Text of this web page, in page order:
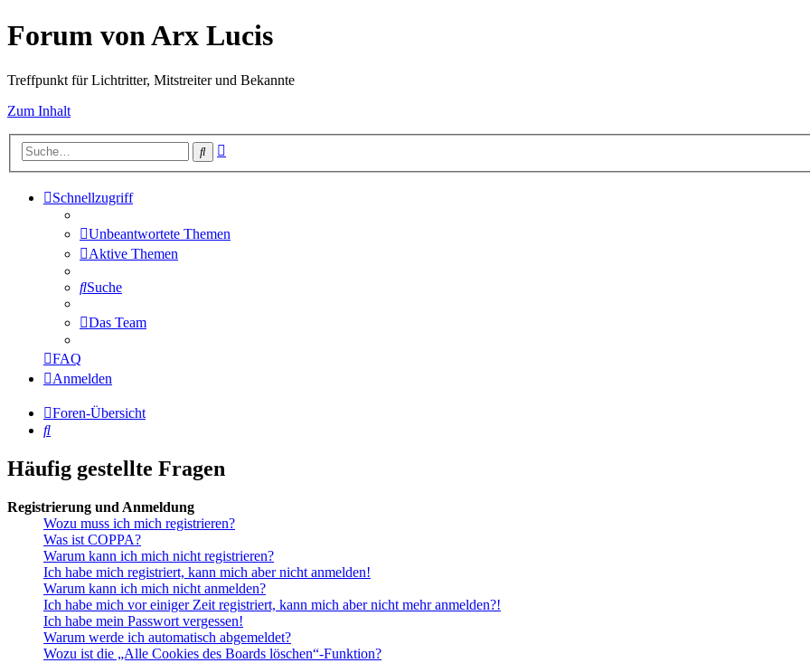
Forum von Arx Lucis
Treffpunkt für Lichtritter, Mitstreiter und Bekannte
Zum Inhalt
Suche
Schnellzugriff
Unbeantwortete Themen
Aktive Themen
Suche
Das Team
FAQ
Anmelden
Foren-Übersicht
Suche
Häufig gestellte Fragen
Registrierung und Anmeldung
Wozu muss ich mich registrieren?
Was ist COPPA?
Warum kann ich mich nicht registrieren?
Ich habe mich registriert, kann mich aber nicht anmelden!
Warum kann ich mich nicht anmelden?
Ich habe mich vor einiger Zeit registriert, kann mich aber nicht mehr anmelden?!
Ich habe mein Passwort vergessen!
Warum werde ich automatisch abgemeldet?
Wozu ist die „Alle Cookies des Boards löschen“-Funktion?